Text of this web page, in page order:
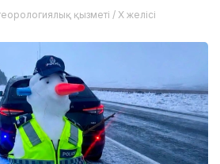
қызметі / X желісі